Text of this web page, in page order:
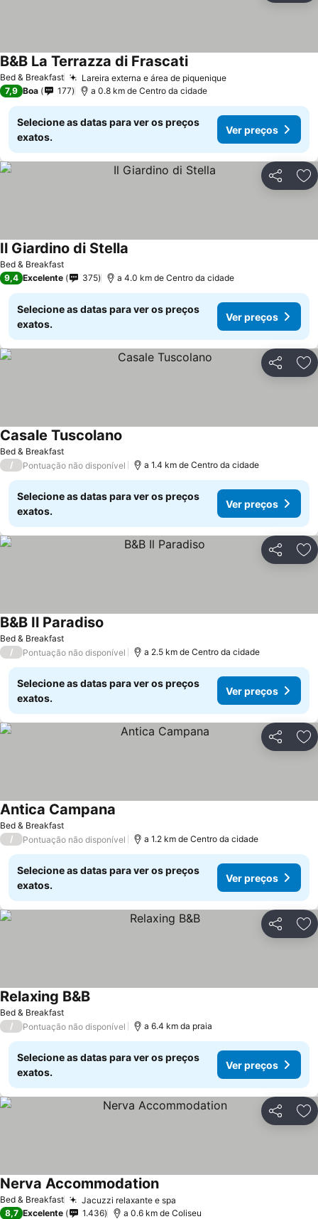
Bed & Breakfast Lareira externa e área de piqueniqueVer preços
B&B La Terrazza di FrascatiVer preços
7,9 Boa 177 a 0.8 km de Centro da cidade
Selecione as datas para ver os preços
exatos.
Ver preços
Partilhar
Bed & Breakfast
Il Giardino di Stella
9,4 Excelente 375 a 4.0 km de Centro da cidade
Selecione as datas para ver os preços
exatos.
Ver preços
Partilhar
Bed & Breakfast
Casale Tuscolano
/ Pontuação não disponível a 1.4 km de Centro da cidade
Selecione as datas para ver os preços
exatos.
Ver preços
Partilhar
Bed & Breakfast
B&B Il Paradiso
/ Pontuação não disponível a 2.5 km de Centro da cidade
Selecione as datas para ver os preços
exatos.
Ver preços
Partilhar
Bed & Breakfast
Antica Campana
/ Pontuação não disponível a 1.2 km de Centro da cidade
Selecione as datas para ver os preços
exatos.
Ver preços
Partilhar
Bed & Breakfast
Relaxing B&BVer preços
/ Pontuação não disponível a 6.4 km da praia
Selecione as datas para ver os preços
exatos.
Ver preços
Partilhar
Bed & Breakfast Jacuzzi relaxante e spa
Nerva AccommodationVer preços
8,7 Excelente 1.436 a 0.6 km de Coliseu